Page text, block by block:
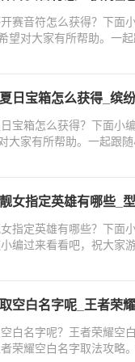
赛音符怎么获得？下面
望对大家有所帮助。一
日宝箱怎么获得_缤
宝箱怎么获得？下面小
大家有所帮助。一起跟
女指定英雄有哪些_
指定英雄有哪些？下面
编过来看看吧，祝大家
空白名字呢_王者荣
白名字呢？王者荣耀空
荣耀空白名字取法攻略